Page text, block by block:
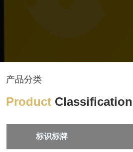
产品分类
Product Classification
标识标牌